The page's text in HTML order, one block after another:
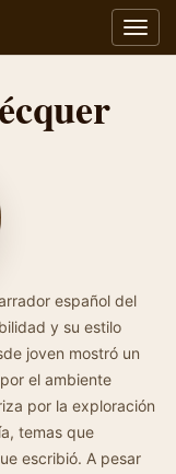
español del
y su estilo
joven mostró un
el ambiente
por la exploración
temas que
escribió. A pesar